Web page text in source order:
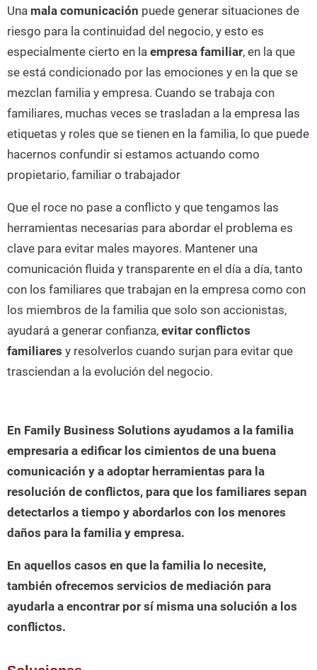
Una mala comunicación puede generar situaciones de
riesgo para la continuidad del negocio, y esto es
especialmente cierto en la empresa familiar, en la que
se está condicionado por las emociones y en la que se
mezclan familia y empresa. Cuando se trabaja con
familiares, muchas veces se trasladan a la empresa las
etiquetas y roles que se tienen en la familia, lo que puede
hacernos confundir si estamos actuando como
propietario, familiar o trabajador
Que el roce no pase a conflicto y que tengamos las
herramientas necesarias para abordar el problema es
clave para evitar males mayores. Mantener una
comunicación fluida y transparente en el día a día, tanto
con los familiares que trabajan en la empresa como con
los miembros de la familia que solo son accionistas,
ayudará a generar confianza, evitar conflictos
familiares y resolverlos cuando surjan para evitar que
trasciendan a la evolución del negocio.
En Family Business Solutions ayudamos a la familia
empresaria a edificar los cimientos de una buena
comunicación y a adoptar herramientas para la
resolución de conflictos, para que los familiares sepan
detectarlos a tiempo y abordarlos con los menores
daños para la familia y empresa.
En aquellos casos en que la familia lo necesite,
también ofrecemos servicios de mediación para
ayudarla a encontrar por sí misma una solución a los
conflictos.